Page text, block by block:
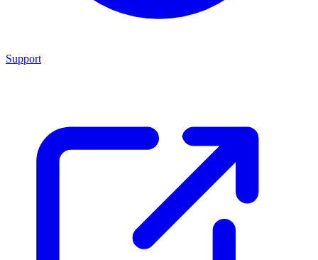
Support